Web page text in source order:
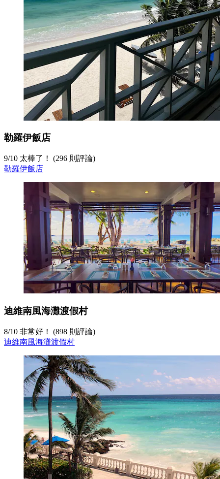
勒羅伊飯店
9/10 太棒了！ (296 則評論)
勒羅伊飯店
迪維南風海灘渡假村
8/10 非常好！ (898 則評論)
迪維南風海灘渡假村